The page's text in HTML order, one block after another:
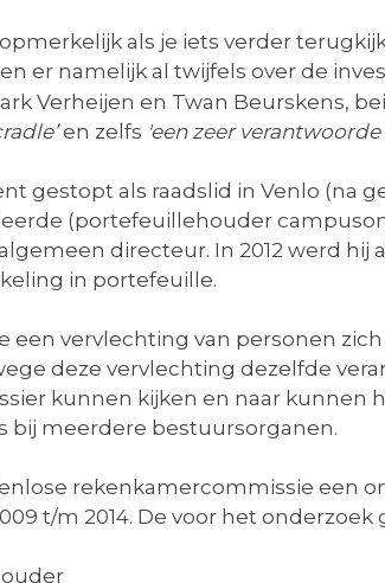
als je iets verder
er namelijk al twijfels over de
Verheijen en Twan Beurskens,
en zelfs 'een zeer
gestopt als raadslid in Venlo (na
(portefeuillehouder
directeur. In 2012 werd hij
in portefeuille.
een vervlechting van personen
deze vervlechting dezelfde
kunnen kijken en naar
bij meerdere bestuursorganen.
rekenkamercommissie een
t/m 2014. De voor het